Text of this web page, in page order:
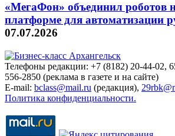
«МегаФон» объединил роботов
платформе для автоматизации
07.07.2026
Телефоны редакции: +7 (8182) 20-44-02,
556-2850 (реклама в газете и на сайте)
E-mail: bclass@mail.ru (редакция),
Политика конфиденциальности.